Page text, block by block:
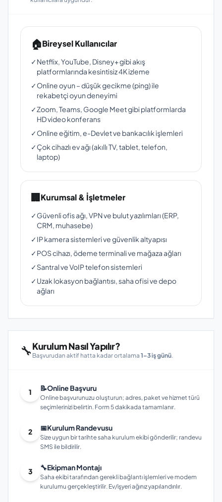
🏠Bireysel Kullanıcılar
✓Netflix, YouTube, Disney+ gibi akış
platformlarında kesintisiz 4K izleme
✓Online oyun – düşük gecikme (ping) ile
rekabetçi oyun deneyimi
✓Zoom, Teams, Google Meet gibi platformlarda
HD video konferans
✓Online eğitim, e-Devlet ve bankacılık işlemleri
✓Çok cihazlı ev ağı (akıllı TV, tablet, telefon,
laptop)
🏢Kurumsal & İşletmeler
✓Güvenli ofis ağı, VPN ve bulut yazılımları (ERP,
CRM, muhasebe)
✓IP kamera sistemleri ve güvenlik altyapısı
✓POS cihazı, ödeme terminali ve mağaza ağları
✓Santral ve VoIP telefon sistemleri
✓Uzak lokasyon bağlantısı, saha ofisi ve depo
ağları
🔧Kurulum Nasıl Yapılır?
Başvurudan aktif hatta kadar ortalama 1–3 iş günü.
1 📝Online Başvuru
Online başvurunuzu oluşturun; adres, paket ve hizmet türü
seçimlerinizi belirtin. Form 5 dakikada tamamlanır.
2 📅Kurulum Randevusu
Size uygun bir tarihte saha kurulum ekibi gönderilir; randevu
SMS ile bildirilir.
3 🔧Ekipman Montajı
Saha ekibi tarafından gerekli bağlantı işlemleri ve modem
kurulumu gerçekleştirilir. Ev/işyeri ağınız yapılandırılır.